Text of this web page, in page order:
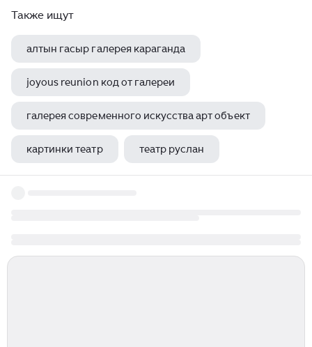
Также ищут
алтын гасыр галерея караганда
joyous reunion код от галереи
галерея современного искусства арт объект
картинки театр театр руслан